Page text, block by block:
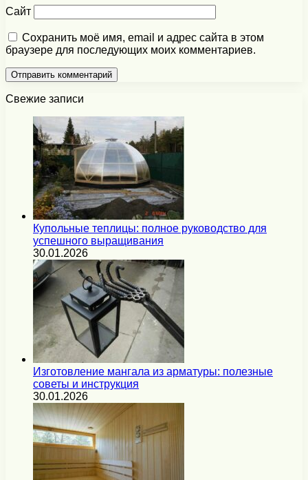
Сайт
Сохранить моё имя, email и адрес сайта в этом
браузере для последующих моих комментариев.
Свежие записи
Купольные теплицы: полное руководство для
успешного выращивания
30.01.2026
Изготовление мангала из арматуры: полезные
советы и инструкция
30.01.2026